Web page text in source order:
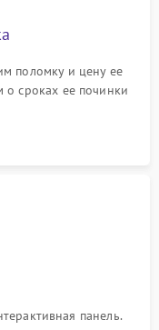
поломку и цену ее
о сроках ее починки
панель.